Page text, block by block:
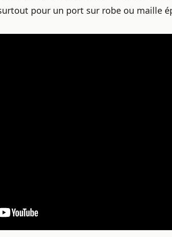
pour un port sur robe ou maille